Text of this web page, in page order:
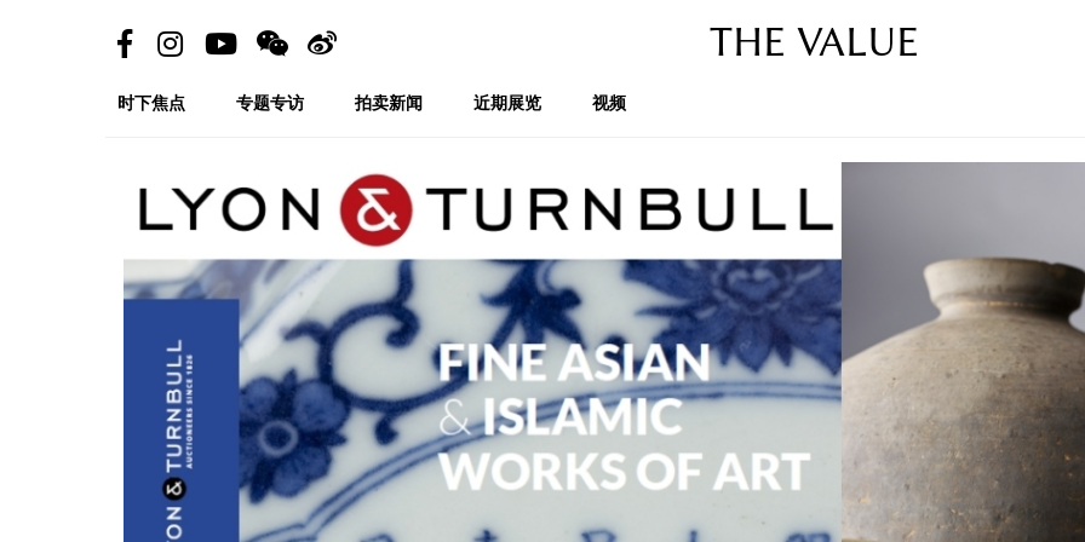
THE VALUE
时下焦点 专题专访 拍卖新闻 近期展览 视频